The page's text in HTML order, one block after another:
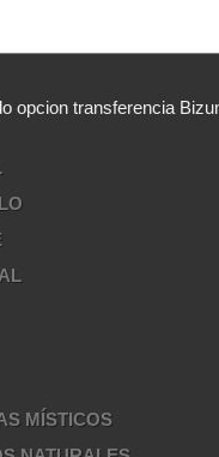
opcion transferencia
MÍSTICOS